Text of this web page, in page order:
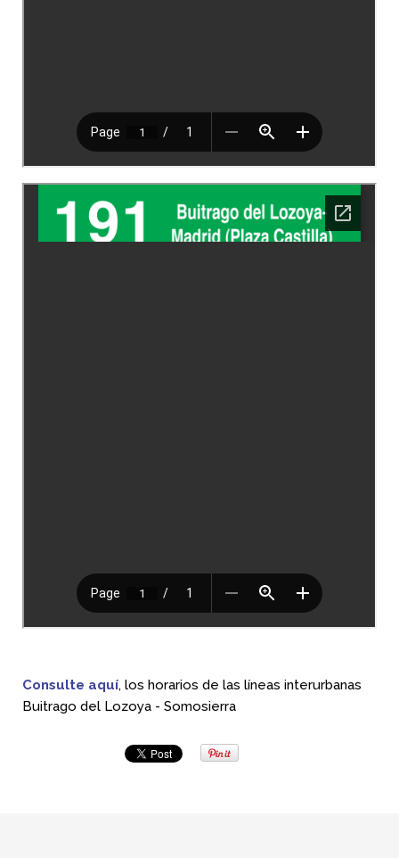
Consulte aquí, los horarios de las líneas interurbanas
Buitrago del Lozoya - Somosierra